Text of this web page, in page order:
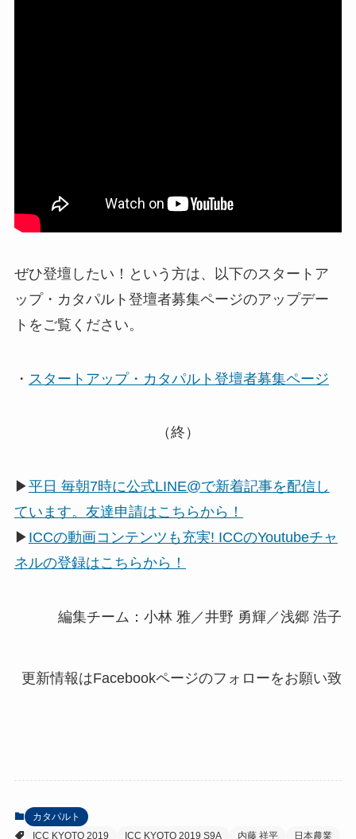
ぜひ登壇したい！という方は、以下のスタートア
ップ・カタパルト登壇者募集ページのアップデー
トをご覧ください。
・ スタートアップ・カタパルト登壇者募集ページ
（終）
▶平日 毎朝7時に公式LINE@で新着記事を配信し
ています。友達申請はこちらから！
▶ ICCの動画コンテンツも充実! ICCのYoutubeチャ
ネルの登録はこちらから！
編集チーム：小林 雅／井野 勇輝／浅郷 浩子
カタパルト
ICC KYOTO 2019
ICC KYOTO 2019 S9A 内藤 祥平 日本農業